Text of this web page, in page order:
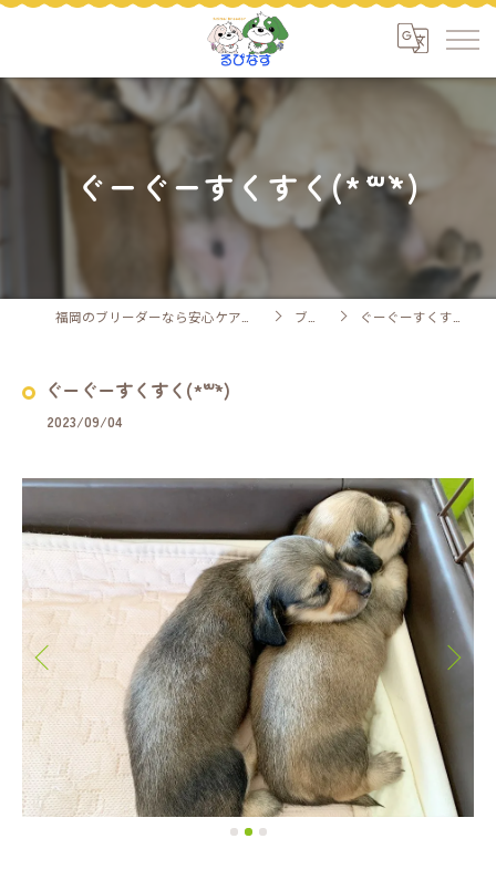
ぐーぐーすくすく(*´꒳`*)
ブログ ぐーぐーすくすく(*´꒳`*)
ぐーぐーすくすく(*´꒳`*)
2023/09/04